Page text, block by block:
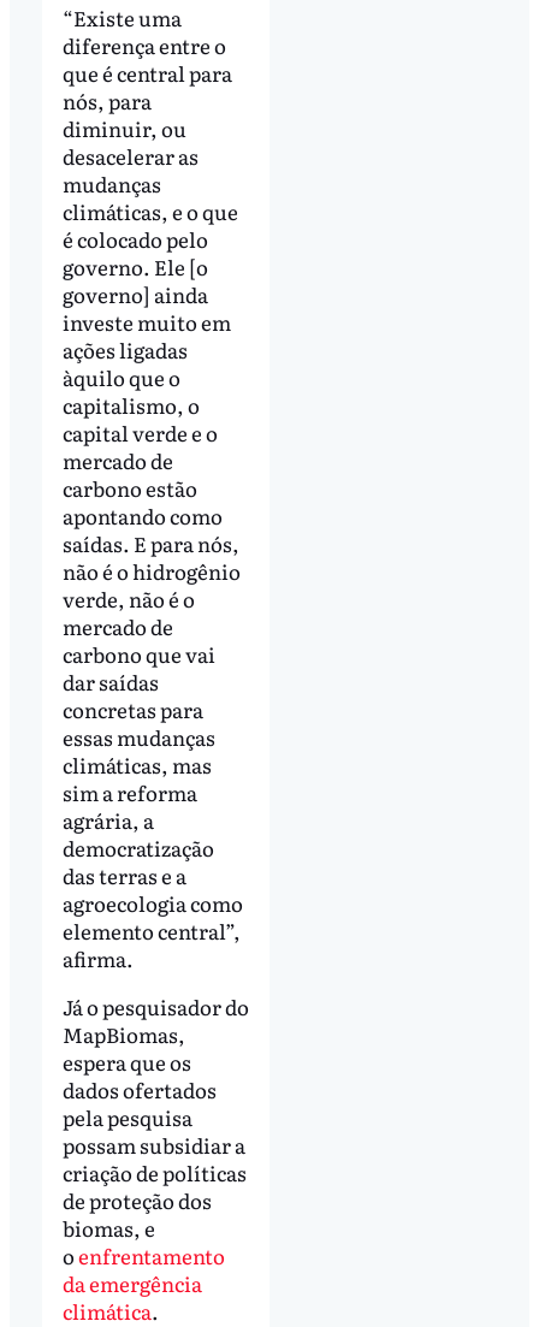
“Existe uma
diferença entre o
que é central para
nós, para
diminuir, ou
desacelerar as
mudanças
climáticas, e o que
é colocado pelo
governo. Ele [o
governo] ainda
investe muito em
ações ligadas
àquilo que o
capitalismo, o
capital verde e o
mercado de
carbono estão
apontando como
saídas. E para nós,
não é o hidrogênio
verde, não é o
mercado de
carbono que vai
dar saídas
concretas para
essas mudanças
climáticas, mas
sim a reforma
agrária, a
democratização
das terras e a
agroecologia como
elemento central”,
afirma.
Já o pesquisador do
MapBiomas,
espera que os
dados ofertados
pela pesquisa
possam subsidiar a
criação de políticas
de proteção dos
biomas, e
oenfrentamento
da emergência
climática.